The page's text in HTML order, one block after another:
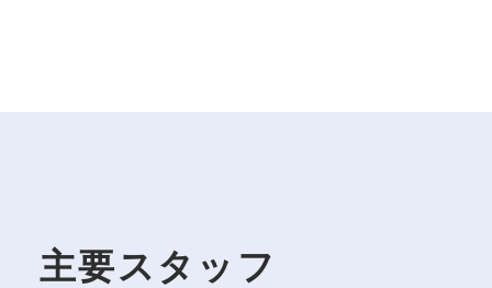
主要スタッフ